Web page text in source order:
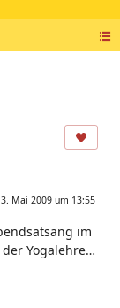
Mai 2009 um 13:55
im
Yogalehrer